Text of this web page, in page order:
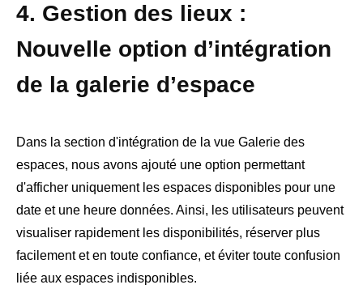
4. Gestion des lieux :
Nouvelle option d’intégration
de la galerie d’espace
Dans la section d'intégration de la vue Galerie des
espaces, nous avons ajouté une option permettant
d'afficher uniquement les espaces disponibles pour une
date et une heure données. Ainsi, les utilisateurs peuvent
visualiser rapidement les disponibilités, réserver plus
facilement et en toute confiance, et éviter toute confusion
liée aux espaces indisponibles.